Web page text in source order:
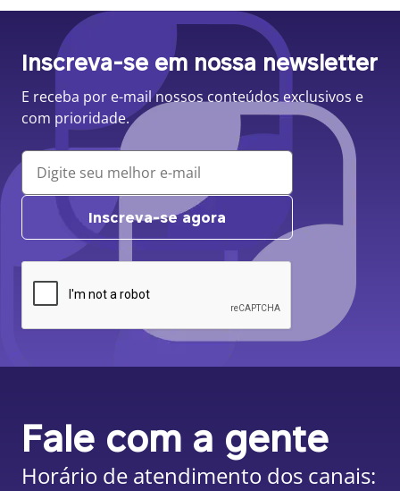
Inscreva-se em nossa newsletter
E receba por e-mail nossos conteúdos exclusivos e
com prioridade.
Inscreva-se agora
Fale com a gente
Horário de atendimento dos canais: